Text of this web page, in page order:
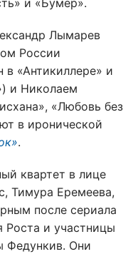
и «Бумер».
Лымарев
России
«Антикиллере» и
и Николаем
«Любовь без
в иронической
.
квартет в лице
Тимура Еремеева,
после сериала
Роста и участницы
Федункив. Они